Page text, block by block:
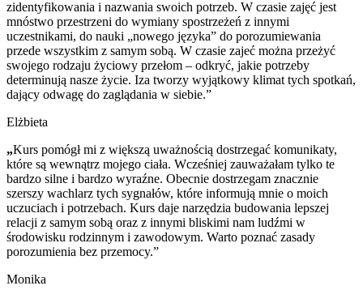
zidentyfikowania i nazwania swoich potrzeb. W czasie zajęć jest
mnóstwo przestrzeni do wymiany spostrzeżeń z innymi
uczestnikami, do nauki „nowego języka” do porozumiewania
przede wszystkim z samym sobą. W czasie zajeć można przeżyć
swojego rodzaju życiowy przełom – odkryć, jakie potrzeby
determinują nasze życie. Iza tworzy wyjątkowy klimat tych spotkań,
dający odwagę do zaglądania w siebie.”
Elżbieta
„Kurs pomógł mi z większą uważnością dostrzegać komunikaty,
które są wewnątrz mojego ciała. Wcześniej zauważałam tylko te
bardzo silne i bardzo wyraźne. Obecnie dostrzegam znacznie
szerszy wachlarz tych sygnałów, które informują mnie o moich
uczuciach i potrzebach. Kurs daje narzędzia budowania lepszej
relacji z samym sobą oraz z innymi bliskimi nam ludźmi w
środowisku rodzinnym i zawodowym. Warto poznać zasady
porozumienia bez przemocy.”
Monika